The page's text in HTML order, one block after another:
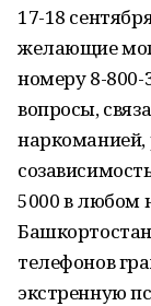
17-18
желающие
номеру 8-800-
вопросы,
наркоманией,
5000 в любом
телефонов
экстренную